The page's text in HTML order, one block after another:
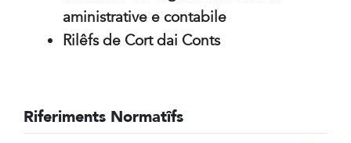
aministrative e contabile
Rilêfs de Cort dai Conts
Riferiments Normatîfs